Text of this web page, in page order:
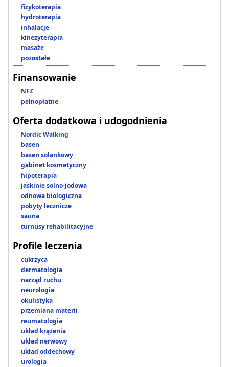
fizykoterapia
hydroterapia
inhalacje
kinezyterapia
masaże
pozostałe
Finansowanie
NFZ
pełnopłatne
Oferta dodatkowa i udogodnienia
Nordic Walking
basen
basen solankowy
gabinet kosmetyczny
hipoterapia
jaskinie solno-jodowa
odnowa biologiczna
pobyty lecznicze
sauna
turnusy rehabilitacyjne
Profile leczenia
cukrzyca
dermatologia
narząd ruchu
neurologia
okulistyka
przemiana materii
reumatologia
układ krążenia
układ nerwowy
układ oddechowy
urologia